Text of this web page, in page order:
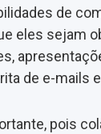
de
eles sejam
de e-mails
pois